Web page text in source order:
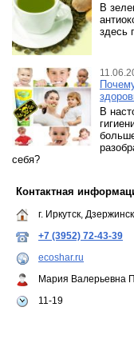
В
здесь
В
себя?
Контактная
г. Иркутск,
+7 (3952) 72-43-39
ecoshar.ru
Мария Валерьевна
11-19